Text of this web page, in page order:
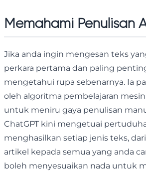
Memahami Penulisan
Jika anda ingin mengesan teks
perkara pertama dan paling
mengetahui rupa sebenarnya. Ia
oleh algoritma pembelajaran
untuk meniru gaya penulisan
ChatGPT kini mengetuai
menghasilkan setiap jenis teks,
artikel kepada semua yang anda
boleh menyesuaikan nada untuk